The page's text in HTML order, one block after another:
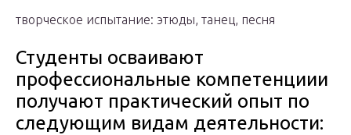
творческое испытание: этюды, танец, песня
Студенты осваивают
профессиональные компетенциии
получают практический опыт по
следующим видам деятельности: